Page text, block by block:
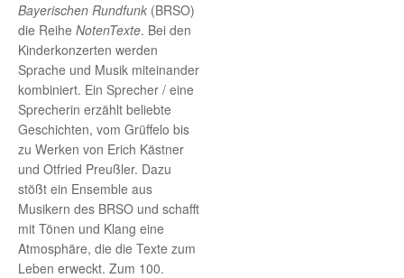
Bayerischen Rundfunk (BRSO)
die Reihe NotenTexte. Bei den
Kinderkonzerten werden
Sprache und Musik miteinander
kombiniert. Ein Sprecher / eine
Sprecherin erzählt beliebte
Geschichten, vom Grüffelo bis
zu Werken von Erich Kästner
und Otfried Preußler. Dazu
stößt ein Ensemble aus
Musikern des BRSO und schafft
mit Tönen und Klang eine
Atmosphäre, die die Texte zum
Leben erweckt. Zum 100.